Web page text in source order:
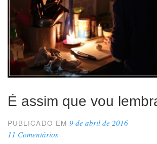
É assim que vou
PUBLICADO EM9 de abril de 2016
11 Comentários